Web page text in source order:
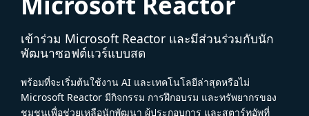
เข้าร่วม Microsoft Reactor และมีส่วนร่วมกับนัก
พัฒนาซอฟต์แวร์แบบสด
พร้อมที่จะเริ่มต้นใช้งาน AI และเทคโนโลยีล่าสุดหรือไม่
Microsoft Reactor มีกิจกรรม การฝึกอบรม และทรัพยากรของ
ชุมชนเพื่อช่วยเหลือนักพัฒนา ผู้ประกอบการ และสตาร์ทอัพที่